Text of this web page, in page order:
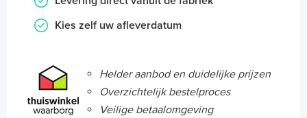
Kies zelf uw afleverdatum
Helder aanbod en duidelijke prijzen
Overzichtelijk bestelproces
Veilige betaalomgeving